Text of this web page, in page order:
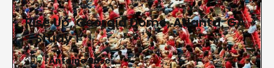
Rise Up, Georgia Dome, Atlanta, GA
- Study 1
2017 |Antoine Rose